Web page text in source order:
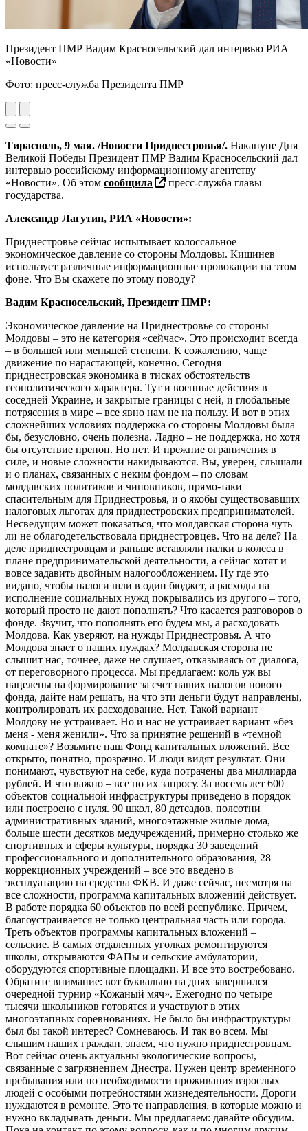
Президент ПМР Вадим Красносельский дал интервью РИА
«Новости»
Фото: пресс-служба Президента ПМР
Previous
Next
Тирасполь, 9 мая. /Новости Приднестровья/. Накануне Дня
Великой Победы Президент ПМР Вадим Красносельский дал
интервью российскому информационному агентству
«Новости». Об этом сообщила
пресс-служба главы
государства.
Александр Лагутин, РИА «Новости»:
Приднестровье сейчас испытывает колоссальное
экономическое давление со стороны Молдовы. Кишинев
использует различные информационные провокации на этом
фоне. Что Вы скажете по этому поводу?
Вадим Красносельский, Президент ПМР:
Экономическое давление на Приднестровье со стороны
Молдовы – это не категория «сейчас». Это происходит всегда
– в большей или меньшей степени. К сожалению, чаще
движение по нарастающей, конечно. Сегодня
приднестровская экономика в тисках обстоятельств
геополитического характера. Тут и военные действия в
соседней Украине, и закрытые границы с ней, и глобальные
потрясения в мире – все явно нам не на пользу. И вот в этих
сложнейших условиях поддержка со стороны Молдовы была
бы, безусловно, очень полезна. Ладно – не поддержка, но хотя
бы отсутствие препон. Но нет. И прежние ограничения в
силе, и новые сложности накидываются. Вы, уверен, слышали
и о планах, связанных с неким фондом – по словам
молдавских политиков и чиновников, прямо-таки
спасительным для Приднестровья, и о якобы существовавших
налоговых льготах для приднестровских предпринимателей.
Несведущим может показаться, что молдавская сторона чуть
ли не облагодетельствовала приднестровцев. Что на деле? На
деле приднестровцам и раньше вставляли палки в колеса в
плане предпринимательской деятельности, а сейчас хотят и
вовсе задавить двойным налогообложением. Ну где это
видано, чтобы налоги шли в один бюджет, а расходы на
исполнение социальных нужд покрывались из другого – того,
который просто не дают пополнять? Что касается разговоров о
фонде. Звучит, что пополнять его будем мы, а расходовать –
Молдова. Как уверяют, на нужды Приднестровья. А что
Молдова знает о наших нуждах? Молдавская сторона не
слышит нас, точнее, даже не слушает, отказываясь от диалога,
от переговорного процесса. Мы предлагаем: коль уж вы
нацелены на формирование за счет наших налогов нового
фонда, дайте нам решать, на что эти деньги будут направлены,
контролировать их расходование. Нет. Такой вариант
Молдову не устраивает. Но и нас не устраивает вариант «без
меня - меня женили». Что за принятие решений в «темной
комнате»? Возьмите наш Фонд капитальных вложений. Все
открыто, понятно, прозрачно. И люди видят результат. Они
понимают, чувствуют на себе, куда потрачены два миллиарда
рублей. И что важно – все по их запросу. За восемь лет 600
объектов социальной инфраструктуры приведено в порядок
или построено с нуля. 90 школ, 80 детсадов, полсотни
административных зданий, многоэтажные жилые дома,
больше шести десятков медучреждений, примерно столько же
спортивных и сферы культуры, порядка 30 заведений
профессионального и дополнительного образования, 28
коррекционных учреждений – все это введено в
эксплуатацию на средства ФКВ. И даже сейчас, несмотря на
все сложности, программа капитальных вложений действует.
В работе порядка 60 объектов по всей республике. Причем,
благоустраивается не только центральная часть или города.
Треть объектов программы капитальных вложений –
сельские. В самых отдаленных уголках ремонтируются
школы, открываются ФАПы и сельские амбулатории,
оборудуются спортивные площадки. И все это востребовано.
Обратите внимание: вот буквально на днях завершился
очередной турнир «Кожаный мяч». Ежегодно по четыре
тысячи школьников готовятся и участвуют в этих
многоэтапных соревнованиях. Не было бы инфраструктуры –
был бы такой интерес? Сомневаюсь. И так во всем. Мы
слышим наших граждан, знаем, что нужно приднестровцам.
Вот сейчас очень актуальны экологические вопросы,
связанные с загрязнением Днестра. Нужен центр временного
пребывания или по необходимости проживания взрослых
людей с особыми потребностями жизнедеятельности. Дороги
нуждаются в ремонте. Это те направления, в которые можно и
нужно вкладывать деньги. Мы предлагаем: давайте обсудим.